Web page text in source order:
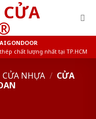
chất lượng nhất tại TP.HCM
CỬA NHỰA / CỬA